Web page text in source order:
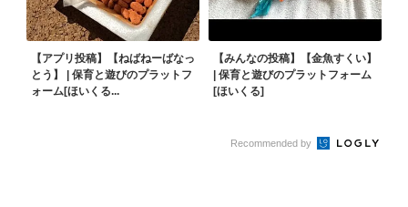
【アプリ投稿】【ねばねーばなっ
とう】 | 保育と遊びのプラットフ
ォーム[ほいくる...
【みんなの投稿】【金魚すくい】
| 保育と遊びのプラットフォーム
[ほいくる]
Recommended by